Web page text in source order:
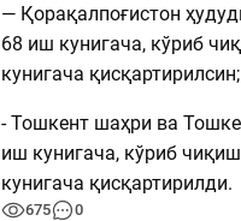
— Қорақалпоғистон
68 иш кунигача, кўриб
кунигача қисқартирилсин;
- Тошкент шаҳри ва
иш кунигача, кўриб
кунигача қисқартирилди.
675 0